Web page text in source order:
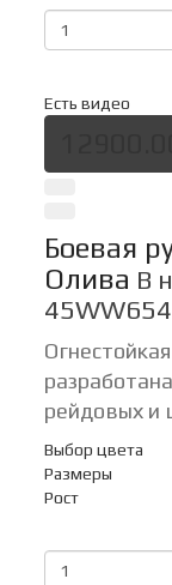
Есть видео
Боевая
Олива В
рейдовых и
Выбор цвета
Размеры
Рост